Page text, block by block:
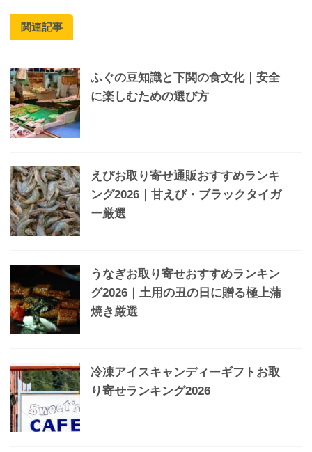
関連記事
ふぐの豆知識と下関の食文化｜安全
に楽しむための選び方
えびお取り寄せ通販おすすめランキ
ング2026｜甘えび・ブラックタイガ
ー厳選
うなぎお取り寄せおすすめランキン
グ2026｜土用の丑の日に贈る極上蒲
焼き厳選
冷凍アイスキャンディーギフトお取
り寄せランキング2026